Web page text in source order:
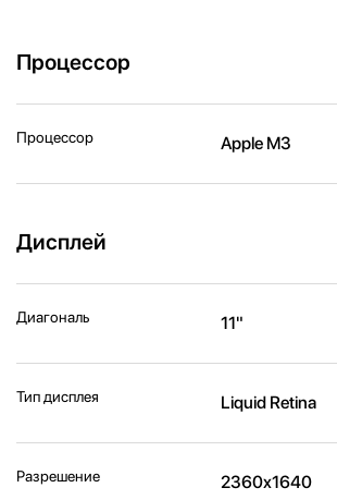
Процессор
Процессор Apple M3
Дисплей
Диагональ 11"
Тип дисплея Liquid Retina
Разрешение 2360x1640